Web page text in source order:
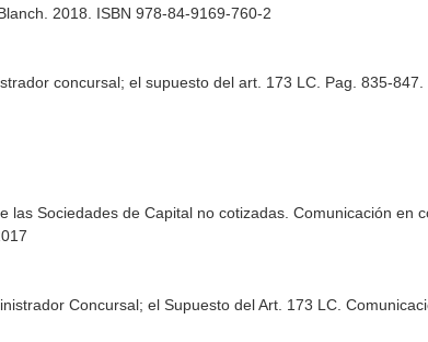
2018. ISBN 978-84-9169-760-2
concursal; el supuesto del art. 173 LC. Pag. 835-847.
Sociedades de Capital no cotizadas. Comunicación en
Concursal; el Supuesto del Art. 173 LC.